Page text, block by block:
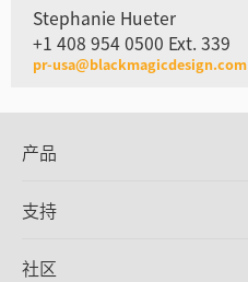
Stephanie Hueter
+1 408 954 0500 Ext. 339
pr-usa@blackmagicdesign.com
产品
DaVinci Resolve和Fusion软件
Ultimatte
支持
支持中心
社区